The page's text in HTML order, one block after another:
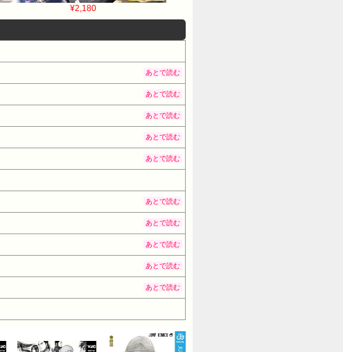
¥2,180
あとで読む
あとで読む
あとで読む
あとで読む
あとで読む
あとで読む
あとで読む
あとで読む
あとで読む
あとで読む